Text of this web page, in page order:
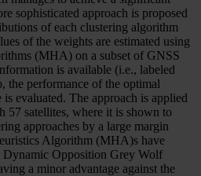
sophisticated approach is proposed
of each clustering algorithm
of the weights are estimated using
(MHA) on a subset of GNSS
is available (i.e., labeled
the performance of the optimal
evaluated. The approach is applied
57 satellites, where it is shown to
approaches by a large margin
Algorithm (MHA)s have
Dynamic Opposition Grey Wolf
a minor advantage against the